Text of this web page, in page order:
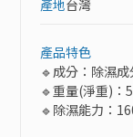
產地台灣
產品特色
🔹成分：除濕
🔹重量(淨重)
🔹除濕能力：